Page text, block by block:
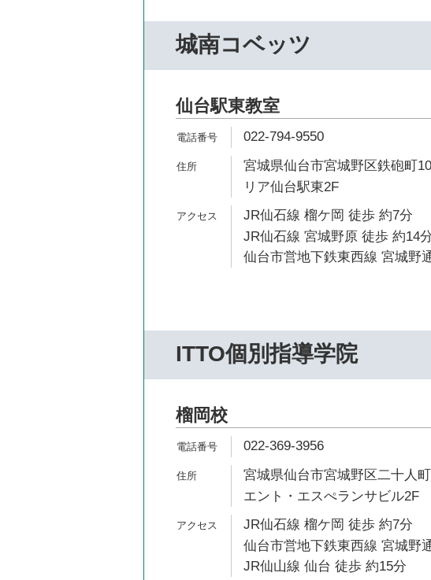
城南コベッツ
仙台駅東教室
022-794-9550
宮城県仙台市宮城野区鉄砲町
リア仙台駅東2F
JR仙石線 榴ケ岡 徒歩 約7分
JR仙石線 宮城野原 徒歩 約14
仙台市営地下鉄東西線 宮城野
ITTO個別指導学院
榴岡校
022-369-3956
宮城県仙台市宮城野区二十人
エント・エスぺランサビル2F
JR仙石線 榴ケ岡 徒歩 約7分
仙台市営地下鉄東西線 宮城野
JR仙山線 仙台 徒歩 約15分